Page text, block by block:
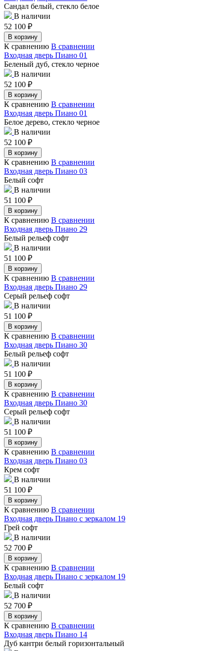
Сандал белый, стекло белое
В наличии
52 100 ₽
В корзину
К сравнению В сравнении
Входная дверь Пиано 01
Беленый дуб, стекло черное
В наличии
52 100 ₽
В корзину
К сравнению В сравнении
Входная дверь Пиано 01
Белое дерево, стекло черное
В наличии
52 100 ₽
В корзину
К сравнению В сравнении
Входная дверь Пиано 03
Белый софт
В наличии
51 100 ₽
В корзину
К сравнению В сравнении
Входная дверь Пиано 29
Белый рельеф софт
В наличии
51 100 ₽
В корзину
К сравнению В сравнении
Входная дверь Пиано 29
Серый рельеф софт
В наличии
51 100 ₽
В корзину
К сравнению В сравнении
Входная дверь Пиано 30
Белый рельеф софт
В наличии
51 100 ₽
В корзину
К сравнению В сравнении
Входная дверь Пиано 30
Серый рельеф софт
В наличии
51 100 ₽
В корзину
К сравнению В сравнении
Входная дверь Пиано 03
Крем софт
В наличии
51 100 ₽
В корзину
К сравнению В сравнении
Входная дверь Пиано с зеркалом 19
Грей софт
В наличии
52 700 ₽
В корзину
К сравнению В сравнении
Входная дверь Пиано с зеркалом 19
Белый софт
В наличии
52 700 ₽
В корзину
К сравнению В сравнении
Входная дверь Пиано 14
Дуб кантри белый горизонтальный